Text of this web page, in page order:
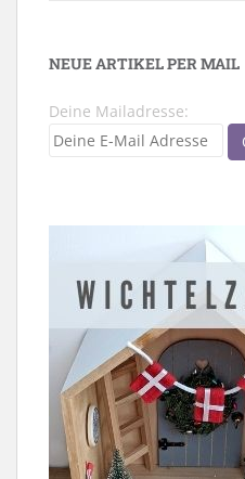
NEUE ARTIKEL PER MAIL
Deine Mailadresse: